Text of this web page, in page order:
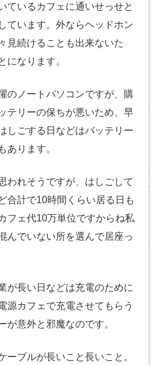
ているカフェに通いせっせと
ています。外ならヘッドホン
見続けることも出来ないた
になります。
のノートパソコンですが、購
テリーの保ちが悪いため、早
しごする日などはバッテリー
あります。
われそうですが、はしごして
合計で10時間くらい居る日も
フェ代10万単位ですからね私
んでいない所を選んで居座っ
が長い日などは充電のために
源カフェで充電させてもらう
が意外と邪魔なのです。
ーブルが長いこと長いこと。